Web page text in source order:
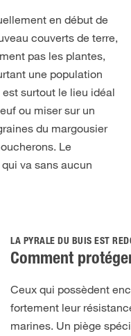
en début de
couverts de terre,
pas les plantes,
une population
surtout le lieu idéal
ou miser sur un
du margousier
Le
va sans aucun
LA PYRALE DU BUIS EST
Comment
Ceux qui possèdent
fortement leur
marines. Un piège